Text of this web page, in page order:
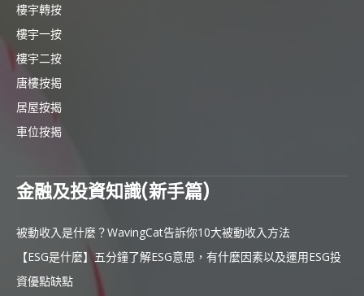
樓宇轉按
樓宇一按
樓宇二按
唐樓按揭
居屋按揭
車位按揭
金融及投資知識(新手篇)
被動收入是什麼？WavingCat告訴你10大被動收入方法
【ESG是什麼】五分鐘了解ESG意思，有什麼因素以及運用ESG投
資優點缺點